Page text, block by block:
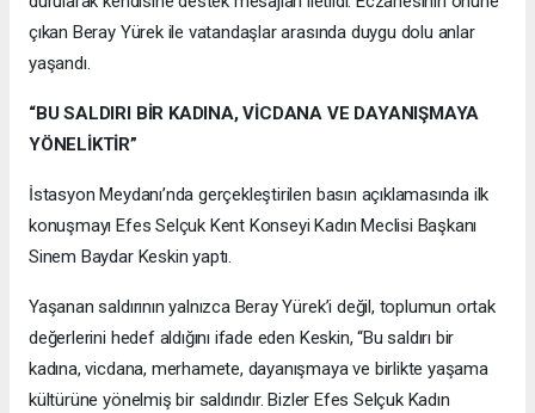
çıkan Beray Yürek ile vatandaşlar arasında duygu dolu anlar
yaşandı.
“BU SALDIRI BİR KADINA, VİCDANA VE DAYANIŞMAYA
YÖNELİKTİR”
İstasyon Meydanı’nda gerçekleştirilen basın açıklamasında ilk
konuşmayı Efes Selçuk Kent Konseyi Kadın Meclisi Başkanı
Sinem Baydar Keskin yaptı.
Yaşanan saldırının yalnızca Beray Yürek’i değil, toplumun ortak
değerlerini hedef aldığını ifade eden Keskin, “Bu saldırı bir
kadına, vicdana, merhamete, dayanışmaya ve birlikte yaşama
kültürüne yönelmiş bir saldırıdır. Bizler Efes Selçuk Kadın